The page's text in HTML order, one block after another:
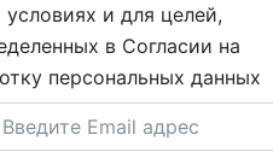
условиях и для целей,
в Согласии на
персональных данных